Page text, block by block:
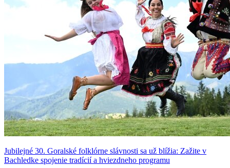
Jubilejné 30. Goralské folklórne slávnosti sa už blížia: Zažite v
Bachledke spojenie tradícií a hviezdneho programu